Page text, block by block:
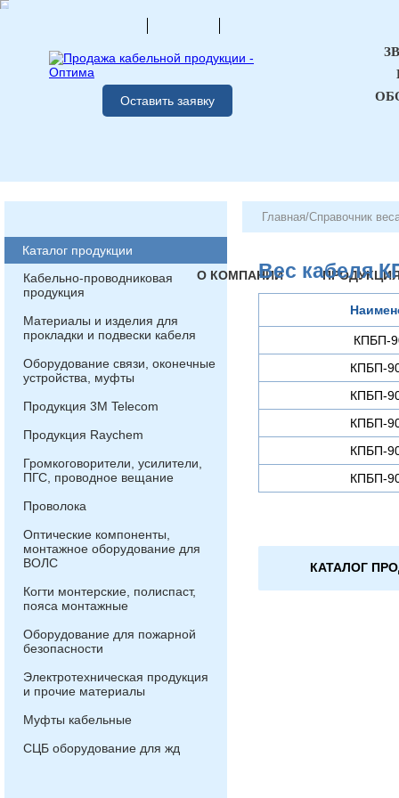
Оставить заявку
О КОМПАНИИ
Каталог продукции
Кабельно-проводниковая
продукция
Материалы и изделия для
прокладки и подвески кабеля
Оборудование связи, оконечные
устройства, муфты
Продукция 3М Telecom
Продукция Raychem
Громкоговорители, усилители,
ПГС, проводное вещание
Проволока
Оптические компоненты,
монтажное оборудование для
ВОЛС
Когти монтерские, полиспаст,
пояса монтажные
Оборудование для пожарной
безопасности
Электротехническая продукция
и прочие материалы
Муфты кабельные
СЦБ оборудование для жд
Главная/Справочник
Вес кабеля
КПБП-
КПБП-
КПБП-
КПБП-
КПБП-
КПБП-
КАТАЛОГ